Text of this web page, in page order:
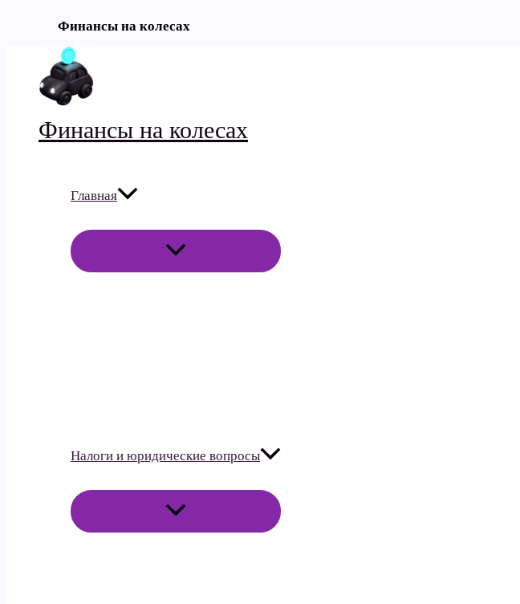
Финансы на колесах
содержимому
Финансы на колесах
Главная
ПЕРЕКЛЮЧАТЕЛЬ
Налоги и юридические вопросы
ПЕРЕКЛЮЧАТЕЛЬ